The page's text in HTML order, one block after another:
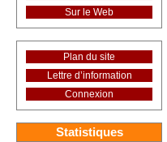
Sur le Web
Plan du site
Lettre d’information
Connexion
Statistiques